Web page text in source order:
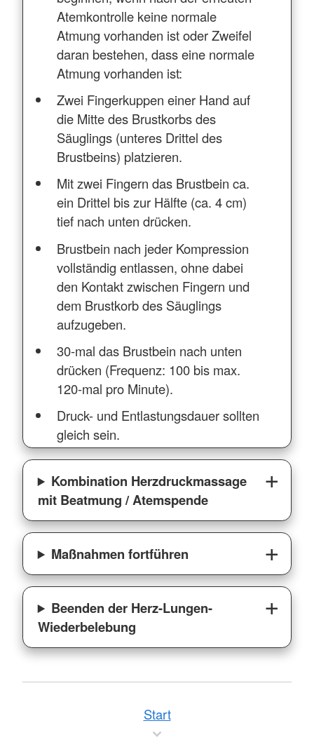
Atemkontrolle keine normale
Atmung vorhanden ist oder Zweifel
daran bestehen, dass eine normale
Atmung vorhanden ist:
Zwei Fingerkuppen einer Hand auf
die Mitte des Brustkorbs des
Säuglings (unteres Drittel des
Brustbeins) platzieren.
Mit zwei Fingern das Brustbein ca.
ein Drittel bis zur Hälfte (ca. 4 cm)
tief nach unten drücken.
Brustbein nach jeder Kompression
vollständig entlassen, ohne dabei
den Kontakt zwischen Fingern und
dem Brustkorb des Säuglings
aufzugeben.
30-mal das Brustbein nach unten
drücken (Frequenz: 100 bis max.
120-mal pro Minute).
Druck- und Entlastungsdauer sollten
gleich sein.
Kombination Herzdruckmassage
mit Beatmung / Atemspende
Maßnahmen fortführen
Beenden der Herz-Lungen-
Wiederbelebung
Start